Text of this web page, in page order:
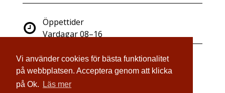
Vi använder cookies för bästa funktionalitet
på webbplatsen. Acceptera genom att klicka
på Ok.
Läs mer
Öppettider
Vardagar 08–16
Industrigatan 14
821 41 Bollnäs